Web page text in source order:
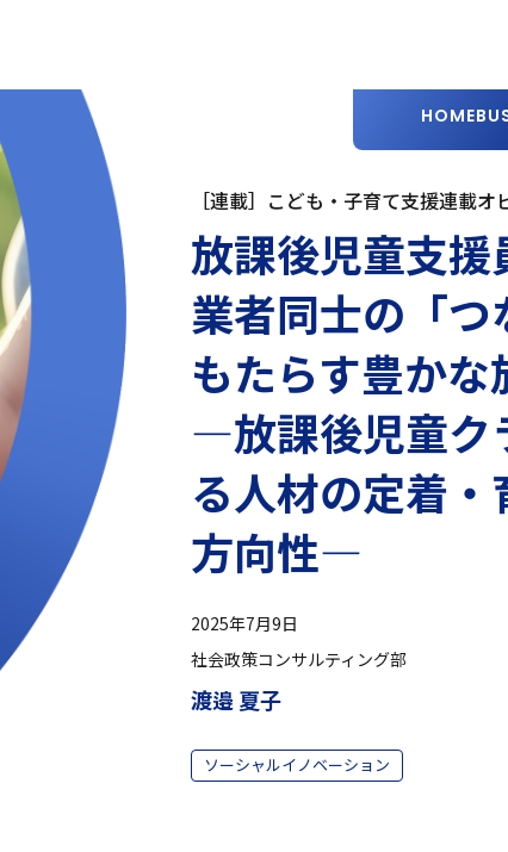
HOME
［連載］こども・子育て支援連載オ
放課後児童支援
業者同士の「
もたらす豊かな
—放課後児童ク
る人材の定着・
方向性—
2025年7月9日
社会政策コンサルティング部
渡邉 夏子
ソーシャルイノベーション